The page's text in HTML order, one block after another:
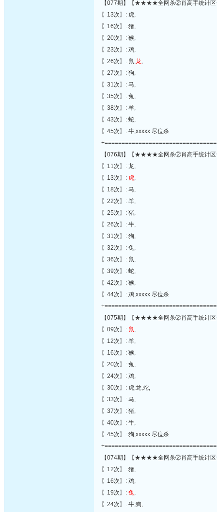
【077期】【★★★★全网杀②肖高手统计
〖13次〗: 虎,
〖16次〗: 猪,
〖20次〗: 猴,
〖23次〗: 鸡,
〖26次〗: 鼠,龙,
〖27次〗: 狗,
〖31次〗: 马,
〖35次〗: 兔,
〖38次〗: 羊,
〖43次〗: 蛇,
〖45次〗: 牛,xxxxx 尽位杀
【076期】【★★★★全网杀②肖高手统计
〖11次〗: 龙,
〖13次〗: 虎,
〖18次〗: 马,
〖22次〗: 羊,
〖25次〗: 猪,
〖26次〗: 牛,
〖31次〗: 狗,
〖32次〗: 兔,
〖36次〗: 鼠,
〖39次〗: 蛇,
〖42次〗: 猴,
〖44次〗: 鸡,xxxxx 尽位杀
【075期】【★★★★全网杀②肖高手统计
〖09次〗: 鼠,
〖12次〗: 羊,
〖16次〗: 猴,
〖20次〗: 兔,
〖24次〗: 鸡,
〖30次〗: 虎,龙,蛇,
〖33次〗: 马,
〖37次〗: 猪,
〖40次〗: 牛,
〖45次〗: 狗,xxxxx 尽位杀
【074期】【★★★★全网杀②肖高手统计
〖12次〗: 猪,
〖16次〗: 鸡,
〖19次〗: 兔,
〖24次〗: 牛,狗,